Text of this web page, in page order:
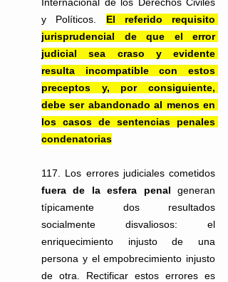
y Políticos. El referido requisito
jurisprudencial de que el error
judicial sea craso y evidente
resulta incompatible con estos
preceptos y, por consiguiente,
debe ser abandonado al menos en
los casos de sentencias penales
condenatorias
fuera de la esfera penal generan
típicamente dos resultados
socialmente disvaliosos: el
enriquecimiento injusto de una
persona y el empobrecimiento injusto
de otra. Rectificar estos errores es